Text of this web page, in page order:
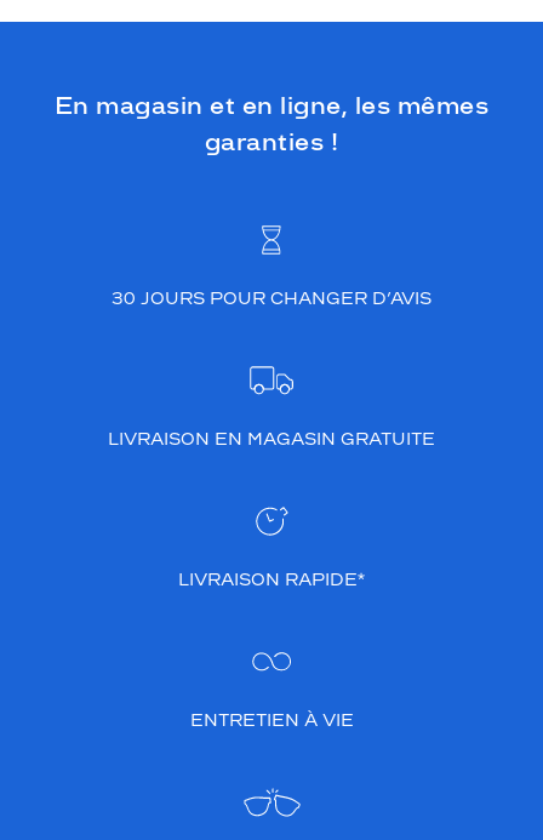
En magasin et en ligne, les mêmes
garanties !
30 JOURS POUR CHANGER D’AVIS
LIVRAISON EN MAGASIN GRATUITE
LIVRAISON RAPIDE*
ENTRETIEN À VIE